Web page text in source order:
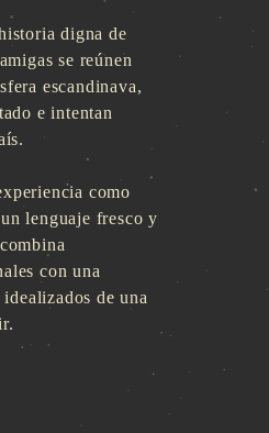
digna de
se reúnen
escandinava,
e intentan
como
lenguaje fresco y
con una
de una